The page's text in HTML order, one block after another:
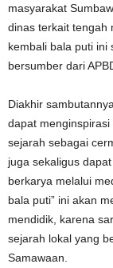
masyarakat
dinas terkait tengah
kembali bala puti ini
bersumber dari
Diakhir
dapat
sejarah sebagai
juga sekaligus
berkarya melalui
bala puti” ini akan
mendidik, karena
sejarah lokal yang
Samawaan.